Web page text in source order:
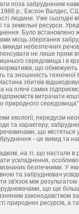
поза забрудненим
p.; Ексзон Валдес,
людини. Уже
та земельні ресурси.
Було
місць зберігання
викиди небезпечних
не лише прямі
середовища і в
нормативів, що
та зношеність
збитків
на плечі самих
підприємств витрачати
середовища"
екології, передусім
та характеру,
що містяться
- це викид та
на ті, що настали в
ускладнення,
безпечними. У
та забруднювач
зв'язок між
що ще
природних ресурсів, а